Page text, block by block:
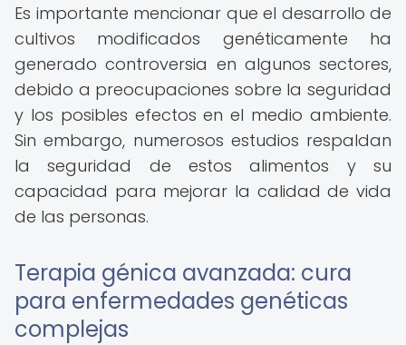
Es importante mencionar que el desarrollo de
cultivos modificados genéticamente ha
generado controversia en algunos sectores,
debido a preocupaciones sobre la seguridad
y los posibles efectos en el medio ambiente.
Sin embargo, numerosos estudios respaldan
la seguridad de estos alimentos y su
capacidad para mejorar la calidad de vida
de las personas.
Terapia génica avanzada: cura
para enfermedades genéticas
complejas